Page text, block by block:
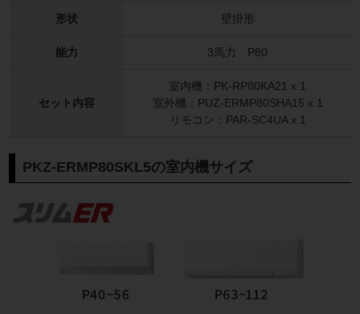
形状 壁掛形
能力 3馬力 P80
セット内容
室内機：PK-RP80KA21 x 1
室外機：PUZ-ERMP80SHA15 x 1
リモコン：PAR-SC4UA x 1
PKZ-ERMP80SKL5の室内機サイズ